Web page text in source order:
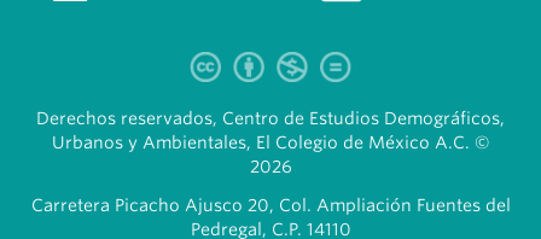
Derechos reservados, Centro de Estudios Demográficos,
Urbanos y Ambientales, El Colegio de México A.C. ©
2026
Carretera Picacho Ajusco 20, Col. Ampliación Fuentes del
Pedregal, C.P. 14110